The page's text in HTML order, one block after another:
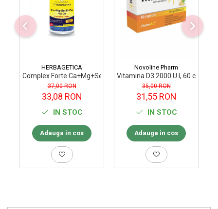
HERBAGETICA
Complex Forte Ca+Mg+Se+Si+Zn+Vit D3, 60 capsule vegetale
37,00 RON
33,08 RON
IN STOC
Adauga in cos
Novoline Pharm
Vitamina D3 2000 U.I, 60
35,00 RON
31,55 RON
IN STOC
Adauga in cos